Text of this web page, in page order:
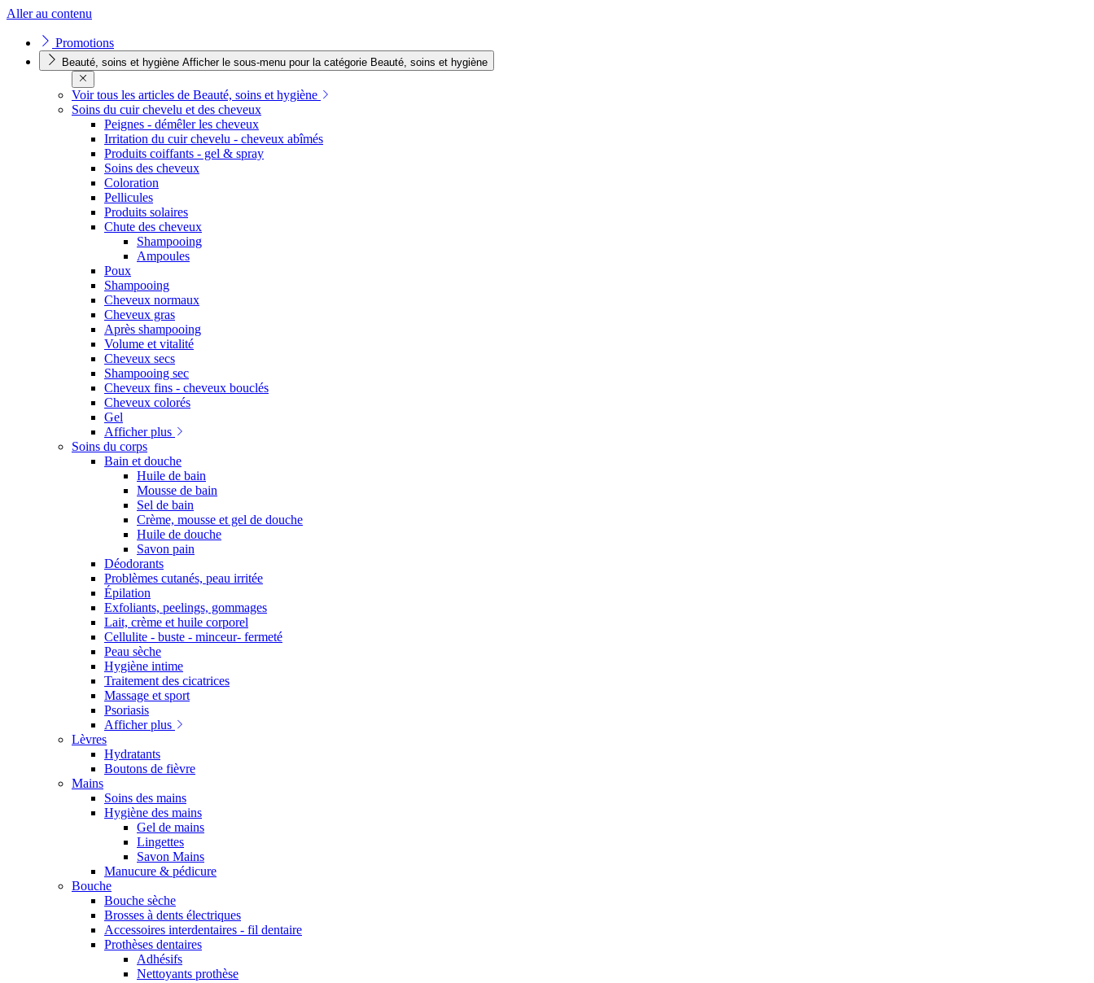
Aller au contenu
Promotions
Beauté, soins et hygiène Afficher le sous-menu pour la catégorie Beauté, soins et hygiène
Voir tous les articles de Beauté, soins et hygiène
Soins du cuir chevelu et des cheveux
Peignes - démêler les cheveux
Irritation du cuir chevelu - cheveux abîmés
Produits coiffants - gel & spray
Soins des cheveux
Coloration
Pellicules
Produits solaires
Chute des cheveux
Shampooing
Ampoules
Poux
Shampooing
Cheveux normaux
Cheveux gras
Après shampooing
Volume et vitalité
Cheveux secs
Shampooing sec
Cheveux fins - cheveux bouclés
Cheveux colorés
Gel
Afficher plus
Soins du corps
Bain et douche
Huile de bain
Mousse de bain
Sel de bain
Crème, mousse et gel de douche
Huile de douche
Savon pain
Déodorants
Problèmes cutanés, peau irritée
Épilation
Exfoliants, peelings, gommages
Lait, crème et huile corporel
Cellulite - buste - minceur- fermeté
Peau sèche
Hygiène intime
Traitement des cicatrices
Massage et sport
Psoriasis
Afficher plus
Lèvres
Hydratants
Boutons de fièvre
Mains
Soins des mains
Hygiène des mains
Gel de mains
Lingettes
Savon Mains
Manucure & pédicure
Bouche
Bouche sèche
Brosses à dents électriques
Accessoires interdentaires - fil dentaire
Prothèses dentaires
Adhésifs
Nettoyants prothèse